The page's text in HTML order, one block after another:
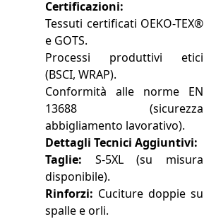
Certificazioni:
Tessuti certificati OEKO-TEX®
e GOTS.
Processi produttivi etici
(BSCI, WRAP).
Conformità alle norme EN
13688 (sicurezza
abbigliamento lavorativo).
Dettagli Tecnici Aggiuntivi:
Taglie: S-5XL (su misura
disponibile).
Rinforzi: Cuciture doppie su
spalle e orli.